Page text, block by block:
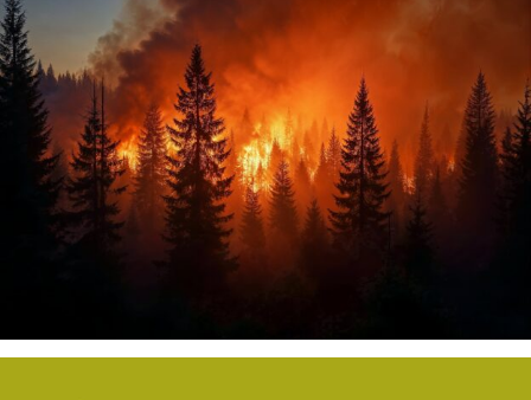
LA INTERFAZ URBANO-FORESTAL, UN RETO
ESTRATÉGICO PARA LA GESTIÓN SOSTENIBLE DE
LOS MONTES ESPAÑOLES